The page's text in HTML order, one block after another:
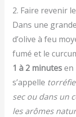
2. Faire revenir
Dans une
d’olive à feu
fumé et le
1 à 2 minutesen
s’appelle
sec ou dans un
les arômes